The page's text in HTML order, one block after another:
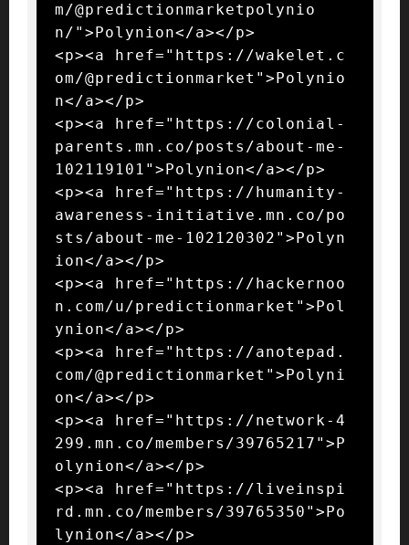
m/@predictionmarketpolynio
n/">Polynion</a></p>
<p><a href="https://wakelet.c
om/@predictionmarket">Polynio
n</a></p>
<p><a href="https://colonial-
parents.mn.co/posts/about-me-
102119101">Polynion</a></p>
<p><a href="https://humanity-
awareness-initiative.mn.co/po
sts/about-me-102120302">Polyn
ion</a></p>
<p><a href="https://hackernoo
n.com/u/predictionmarket">Pol
ynion</a></p>
<p><a href="https://anotepad.
com/@predictionmarket">Polyni
on</a></p>
<p><a href="https://network-4
299.mn.co/members/39765217">P
olynion</a></p>
<p><a href="https://liveinspi
rd.mn.co/members/39765350">Po
lynion</a></p>